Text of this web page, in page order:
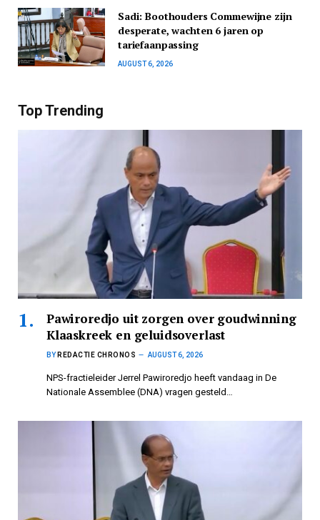
Sadi: Boothouders Commewijne zijn
desperate, wachten 6 jaren op
tariefaanpassing
AUGUST 6, 2026
Top Trending
Pawiroredjo uit zorgen over goudwinning
Klaaskreek en geluidsoverlast
BY REDACTIE CHRONOS AUGUST 6, 2026
NPS-fractieleider Jerrel Pawiroredjo heeft vandaag in De
Nationale Assemblee (DNA) vragen gesteld…